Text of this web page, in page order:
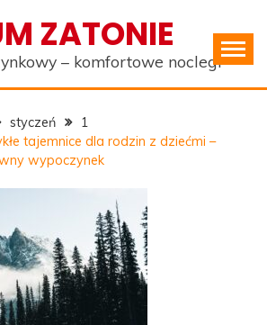
ZATONIE
– komfortowe noclegi
styczeń
1
tajemnice dla rodzin z dziećmi –
wypoczynek